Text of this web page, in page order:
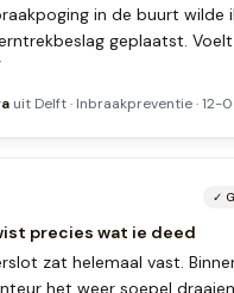
in de buurt wilde
geplaatst.
uit Delft· Inbraakpreventie·12-
✓
precies wat ie deed
zat helemaal vast.
het weer soepel